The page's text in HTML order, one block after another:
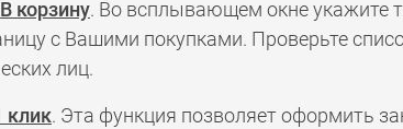
В корзину. Во всплывающем окне укажите
с Вашими покупками. Проверьте
лиц.
клик. Эта функция позволяет оформить